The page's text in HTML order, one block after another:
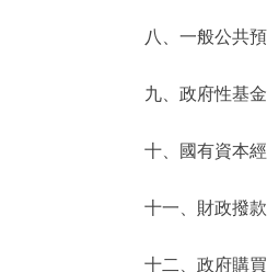
八、一般公共預
九、政府性基金
十、國有資本經
十一、財政撥款
十二、政府購買